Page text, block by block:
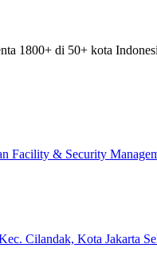
1800+ di 50+ kota
Facility & Security
Cilandak, Kota Jakarta